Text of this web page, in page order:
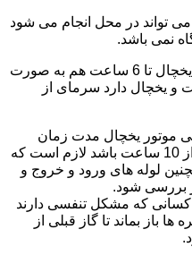
تواند در محل انجام می شود
نمی باشد.
بعد از شارژ گاز،موتور ممکن است یخچال تا 6 ساعت هم به صورت
و یخچال دارد سرمای از
موتور یخچال مدت زمان
کمتری استراحت داشته باشد)بیش از 10 ساعت باشد لازم است که
لوله های ورود و خروج و
بررسی شود.
کسانی که مشکل تنفسی دارند
باز بماند تا گاز قبلی از